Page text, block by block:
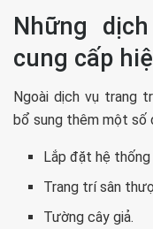
Những
cung cấp
Ngoài dịch vụ trang
bổ sung thêm một số
Lắp đặt hệ
Trang trí sân
Tường cây giả.